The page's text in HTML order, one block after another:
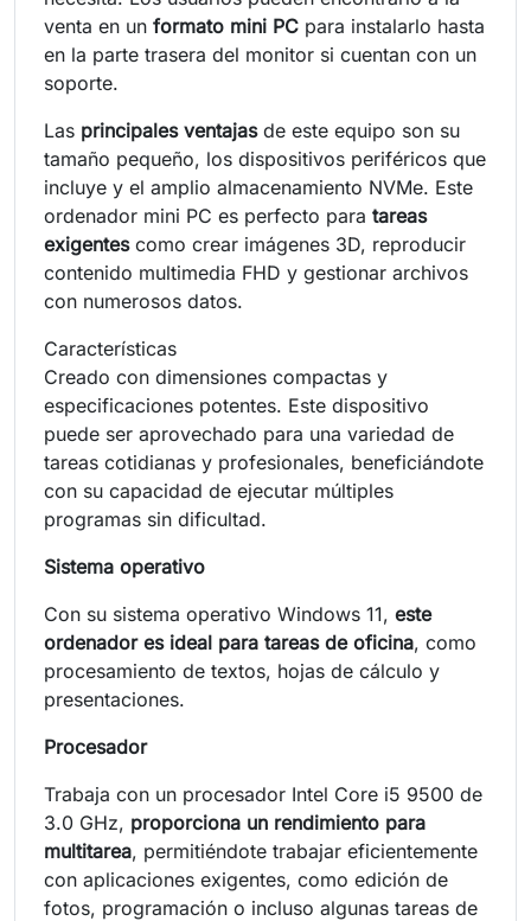
venta en un formato mini PC para instalarlo hasta
en la parte trasera del monitor si cuentan con un
soporte.
Las principales ventajasde este equipo son su
tamaño pequeño, los dispositivos periféricos que
incluye y el amplio almacenamiento NVMe. Este
ordenador mini PC es perfecto para tareas
exigentescomo crear imágenes 3D, reproducir
contenido multimedia FHD y gestionar archivos
con numerosos datos.
Características
Creado con dimensiones compactas y
especificaciones potentes. Este dispositivo
puede ser aprovechado para una variedad de
tareas cotidianas y profesionales, beneficiándote
con su capacidad de ejecutar múltiples
programas sin dificultad.
Sistema operativo
Con su sistema operativo Windows 11, este
ordenador es ideal para tareas de oficina, como
procesamiento de textos, hojas de cálculo y
presentaciones.
Procesador
Trabaja con un procesador Intel Core i5 9500 de
3.0 GHz, proporciona un rendimiento para
multitarea, permitiéndote trabajar eficientemente
con aplicaciones exigentes, como edición de
fotos, programación o incluso algunas tareas de